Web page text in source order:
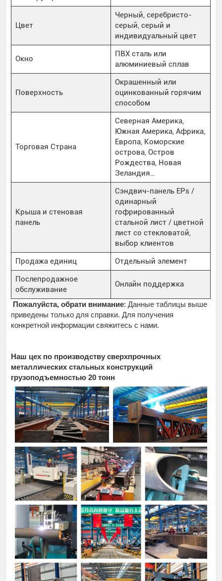
Цвет
Черный, серебристо-
серый, серый и
индивидуальный цвет
Окно
ПВХ сталь или
алюминиевый сплав
Поверхность
Окрашенный или
оцинкованный горячим
способом
Торговая Страна
Северная Америка,
Южная Америка, Африка,
Европа, Коморские
острова, Остров
Рождества, Новая
Зеландия…
Крыша и стеновая
панель
Сэндвич-панель EPs /
одинарный
гофрированный
стальной лист / цветной
лист со стекловатой,
выбор клиентов
Продажа единиц
Отдельный элемент
Послепродажное
обслуживание
Онлайн поддержка
Пожалуйста, обрати внимание: Данные таблицы выше
приведены только для справки. Для получения
конкретной информации свяжитесь с нами.
Наш цех по производству сверхпрочных
металлических стальных конструкций
грузоподъемностью 20 тонн